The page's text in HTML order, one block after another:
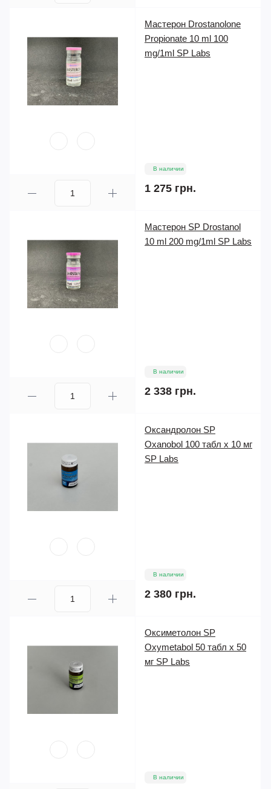
Мастерон Drostanolone
Propionate 10 ml 100
mg/1ml SP Labs
В наличии
1 275 грн.
Мастерон SP Drostanol
10 ml 200 mg/1ml SP Labs
В наличии
2 338 грн.
Оксандролон SP
Oxanobol 100 табл х 10 мг
SP Labs
В наличии
2 380 грн.
Оксиметолон SP
Oxymetabol 50 табл х 50
мг SP Labs
В наличии